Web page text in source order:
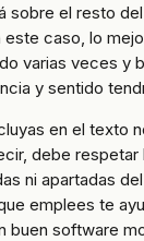
sobre el resto
este caso, lo
varias veces y
y sentido
en el texto
debe respetar
ni apartadas
emplees te
buen software